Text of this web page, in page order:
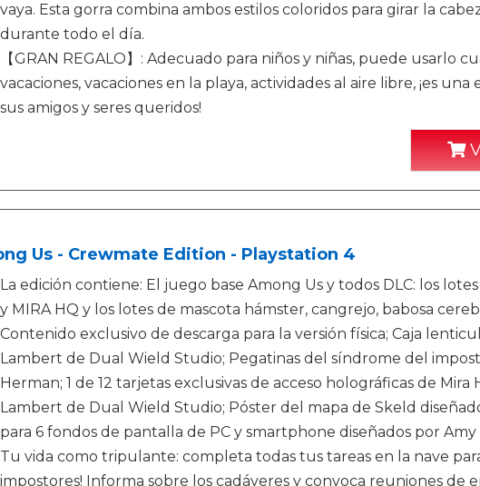
vaya. Esta gorra combina ambos estilos coloridos para girar la
durante todo el día.
【GRAN REGALO】: Adecuado para niños y niñas, puede usarlo
vacaciones, vacaciones en la playa, actividades al aire libre, ¡es
sus amigos y seres queridos!
Us - Crewmate Edition - Playstation 4
La edición contiene: El juego base Among Us y todos DLC: los
y MIRA HQ y los lotes de mascota hámster, cangrejo, babosa
Contenido exclusivo de descarga para la versión física; Caja
Lambert de Dual Wield Studio; Pegatinas del síndrome del
Herman; 1 de 12 tarjetas exclusivas de acceso holográficas de Mira
Lambert de Dual Wield Studio; Póster del mapa de Skeld
para 6 fondos de pantalla de PC y smartphone diseñados por
Tu vida como tripulante: completa todas tus tareas en la nave
impostores! Informa sobre los cadáveres y convoca reuniones de